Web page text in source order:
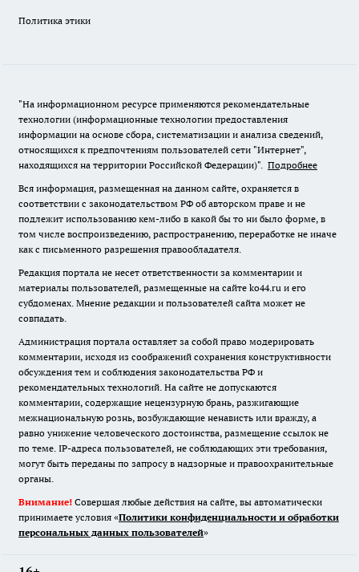
Политика этики
"На информационном ресурсе применяются рекомендательные
технологии (информационные технологии предоставления
информации на основе сбора, систематизации и анализа сведений,
относящихся к предпочтениям пользователей сети "Интернет",
находящихся на территории Российской Федерации)". Подробнее
Вся информация, размещенная на данном сайте, охраняется в
соответствии с законодательством РФ об авторском праве и не
подлежит использованию кем-либо в какой бы то ни было форме, в
том числе воспроизведению, распространению, переработке не иначе
как с письменного разрешения правообладателя.
Редакция портала не несет ответственности за комментарии и
материалы пользователей, размещенные на сайте ko44.ru и его
субдоменах. Мнение редакции и пользователей сайта может не
совпадать.
Администрация портала оставляет за собой право модерировать
комментарии, исходя из соображений сохранения конструктивности
обсуждения тем и соблюдения законодательства РФ и
рекомендательных технологий. На сайте не допускаются
комментарии, содержащие нецензурную брань, разжигающие
межнациональную рознь, возбуждающие ненависть или вражду, а
равно унижение человеческого достоинства, размещение ссылок не
по теме. IP-адреса пользователей, не соблюдающих эти требования,
могут быть переданы по запросу в надзорные и правоохранительные
органы.
Внимание! Совершая любые действия на сайте, вы автоматически
принимаете условия «Политики конфиденциальности и обработки
персональных данных пользователей»